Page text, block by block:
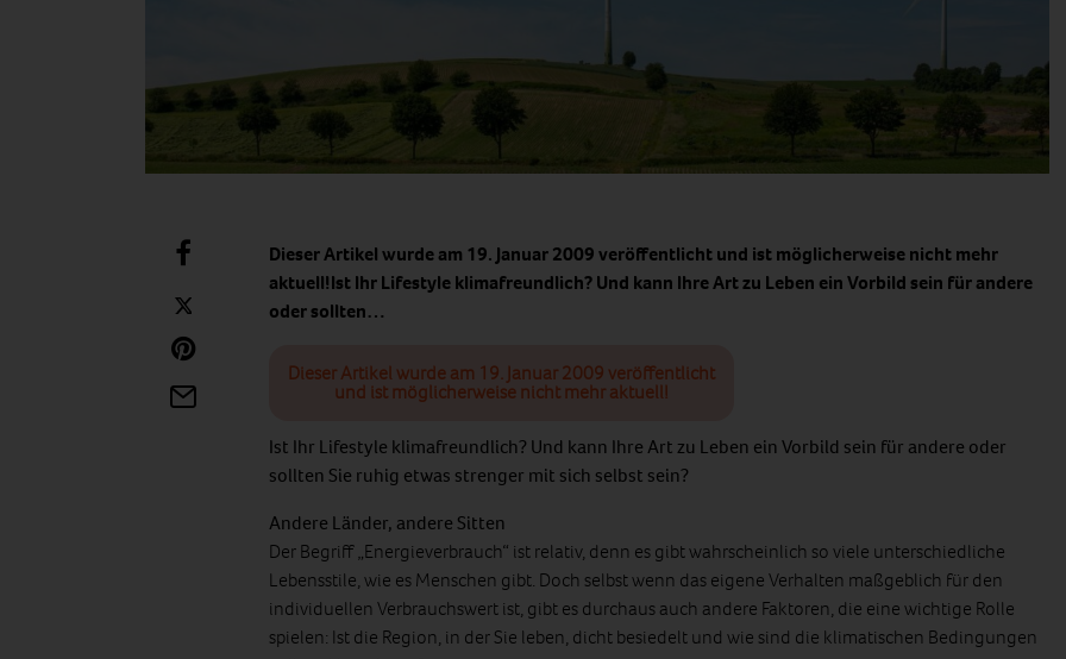
Dieser Artikel wurde am 19. Januar 2009 veröffentlicht und ist möglicherweise nicht mehr
aktuell!Ist Ihr Lifestyle klimafreundlich? Und kann Ihre Art zu Leben ein Vorbild sein für andere
oder sollten…
Dieser Artikel wurde am 19. Januar 2009 veröffentlicht
und ist möglicherweise nicht mehr aktuell!
Ist Ihr Lifestyle klimafreundlich? Und kann Ihre Art zu Leben ein Vorbild sein für andere oder
sollten Sie ruhig etwas strenger mit sich selbst sein?
Andere Länder, andere Sitten
Der Begriff „Energieverbrauch“ ist relativ, denn es gibt wahrscheinlich so viele unterschiedliche
Lebensstile, wie es Menschen gibt. Doch selbst wenn das eigene Verhalten maßgeblich für den
individuellen Verbrauchswert ist, gibt es durchaus auch andere Faktoren, die eine wichtige Rolle
spielen: Ist die Region, in der Sie leben, dicht besiedelt und wie sind die klimatischen Bedingungen